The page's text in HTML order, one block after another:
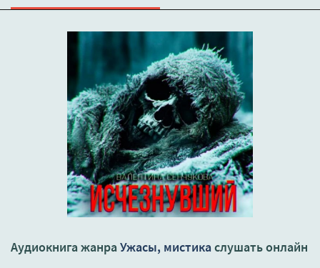
Аудиокнига жанра Ужасы, мистикаслушать онлайн